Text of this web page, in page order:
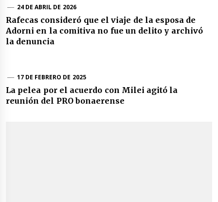
24 DE ABRIL DE 2026
Rafecas consideró que el viaje de la esposa de
Adorni en la comitiva no fue un delito y archivó
la denuncia
17 DE FEBRERO DE 2025
La pelea por el acuerdo con Milei agitó la
reunión del PRO bonaerense